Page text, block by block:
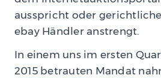
ausspricht oder
ebay Händler anstrengt.
In einem uns im ersten
2015 betrauten Mandat